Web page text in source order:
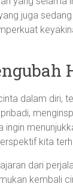
juga
dalam diri,
ingin
kita
dari
kembali